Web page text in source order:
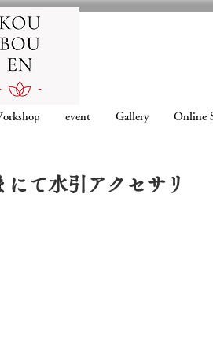
event Gallery Online
て水引アクセサリ